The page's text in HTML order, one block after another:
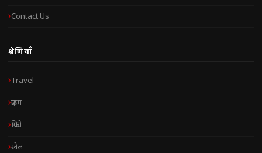
Contact Us
श्रेणियाँ
Travel
क्राइम
क्रिप्टो
खेल